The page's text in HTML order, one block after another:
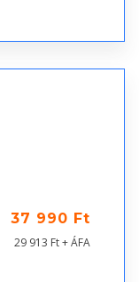
37 990 Ft
29 913 Ft + ÁFA